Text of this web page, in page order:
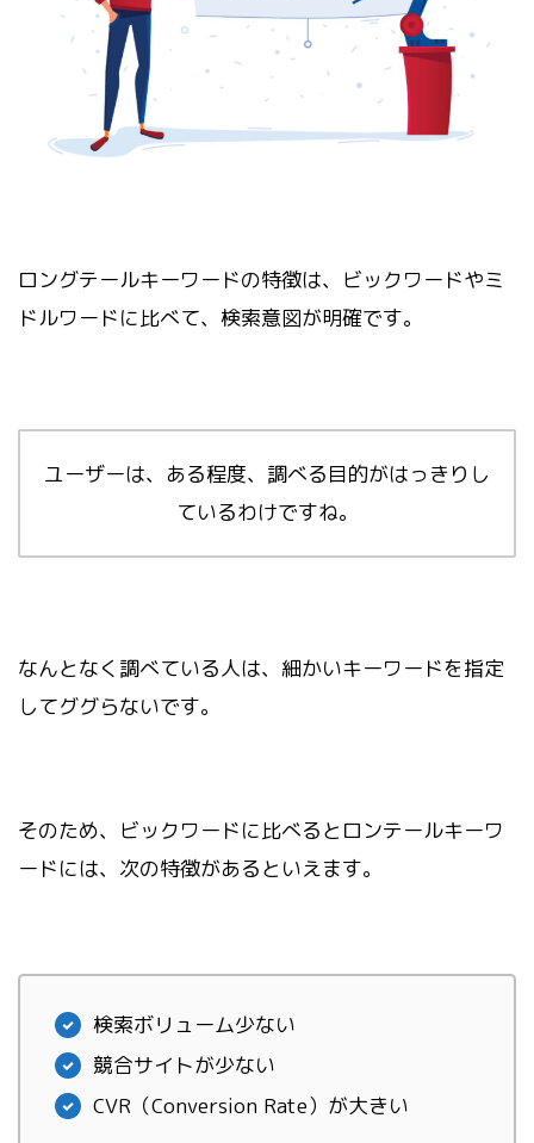
ロングテールキーワードの特徴は、ビックワードやミ
ドルワードに比べて、検索意図が明確です。
ユーザーは、ある程度、調べる目的がはっきりし
ているわけですね。
なんとなく調べている人は、細かいキーワードを指定
してググらないです。
そのため、ビックワードに比べるとロンテールキーワ
ードには、次の特徴があるといえます。
検索ボリューム少ない
競合サイトが少ない
CVR（Conversion Rate）が大きい